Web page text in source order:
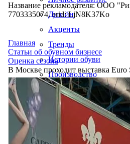
Дизайн
Акценты
Тренды
Истории обуви
Производство
Название рекламодателя: ООО
7703335074, erid: LjN8K37Ko
Главная
Статьи об обувном бизнесе
Оценка сезона
В Москве проходит выставка Euro